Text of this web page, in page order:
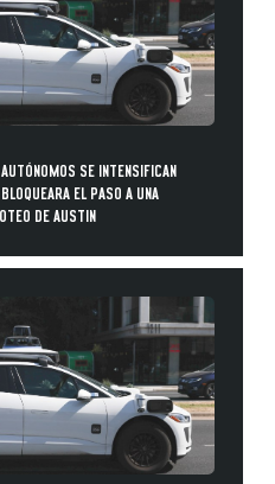
SE INTENSIFICAN
EL PASO A UNA
DE AUSTIN